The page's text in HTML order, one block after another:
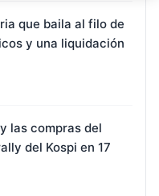
que baila al filo de
y una liquidación
las compras del
del Kospi en 17